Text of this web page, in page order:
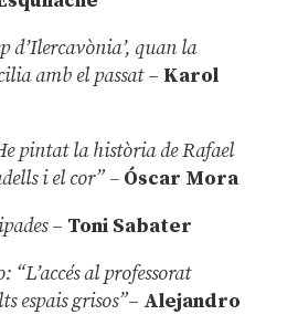
d’Ilercavònia’, quan la
amb el passat– Karol
pintat la història de Rafael
i el cor” –Óscar Mora
– Toni Sabater
“L’accés al professorat
espais grisos”– Alejandro